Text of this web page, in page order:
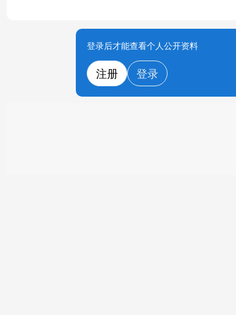
登录后才能查看个人公开资料
注册 登录